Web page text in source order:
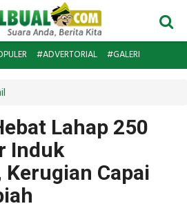
#ADVERTORIAL #GALERI
Lahap 250
Induk
Capai